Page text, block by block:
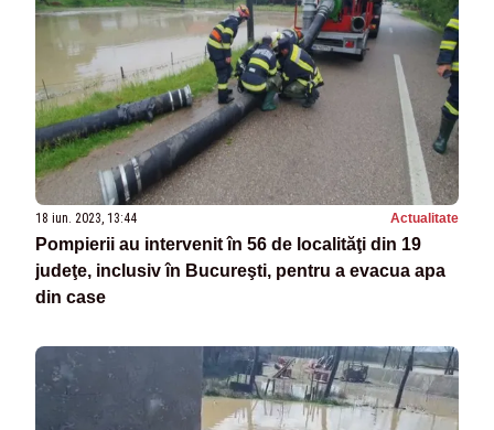
18 iun. 2023, 13:44 Actualitate
Pompierii au intervenit în 56 de localităţi din 19
judeţe, inclusiv în Bucureşti, pentru a evacua apa
din case